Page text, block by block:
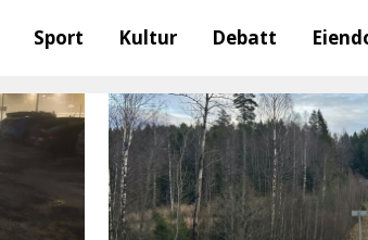
Sport Kultur Debatt